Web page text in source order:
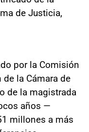
de Justicia,
por la Comisión
la Cámara de
de la magistrada
años —
millones a más